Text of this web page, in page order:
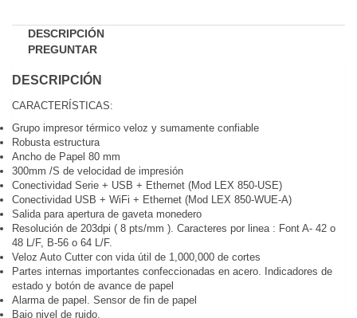
DESCRIPCIÓN
PREGUNTAR
DESCRIPCIÓN
CARACTERÍSTICAS:
Grupo impresor térmico veloz y sumamente confiable
Robusta estructura
Ancho de Papel 80 mm
300mm /S de velocidad de impresión
Conectividad Serie + USB + Ethernet (Mod LEX 850-USE)
Conectividad USB + WiFi + Ethernet (Mod LEX 850-WUE-A)
Salida para apertura de gaveta monedero
Resolución de 203dpi ( 8 pts/mm ). Caracteres por linea : Font A- 42 o
48 L/F, B-56 o 64 L/F.
Veloz Auto Cutter con vida útil de 1,000,000 de cortes
Partes internas importantes confeccionadas en acero. Indicadores de
estado y botón de avance de papel
Alarma de papel. Sensor de fin de papel
Bajo nivel de ruido.